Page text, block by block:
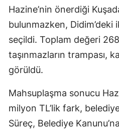
Hazine’nin önerdiği
bulunmazken, Didim’deki
seçildi. Toplam değeri
taşınmazların trampası,
görüldü.
Mahsuplaşma sonucu
milyon TL’lik fark,
Süreç, Belediye